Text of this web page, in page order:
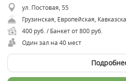
ул. Постовая, 55
400 руб. / Банкет от 800 руб.
Один зал на 40 мест